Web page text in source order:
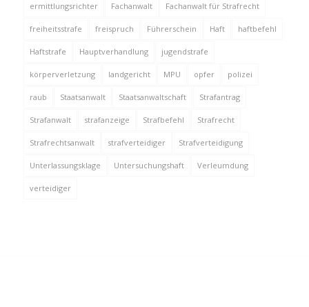
ermittlungsrichter Fachanwalt Fachanwalt für Strafrecht
freiheitsstrafe freispruch Führerschein Haft haftbefehl
Haftstrafe Hauptverhandlung jugendstrafe
körperverletzung landgericht MPU opfer polizei
raub Staatsanwalt Staatsanwaltschaft Strafantrag
Strafanwalt strafanzeige Strafbefehl Strafrecht
Strafrechtsanwalt strafverteidiger Strafverteidigung
Unterlassungsklage Untersuchungshaft Verleumdung
verteidiger